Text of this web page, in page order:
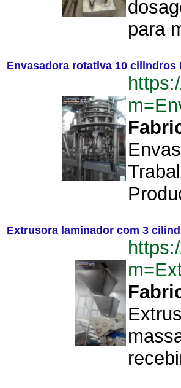
para
Envasadora rotativa 10 cilindros
Extrusora laminador com 3